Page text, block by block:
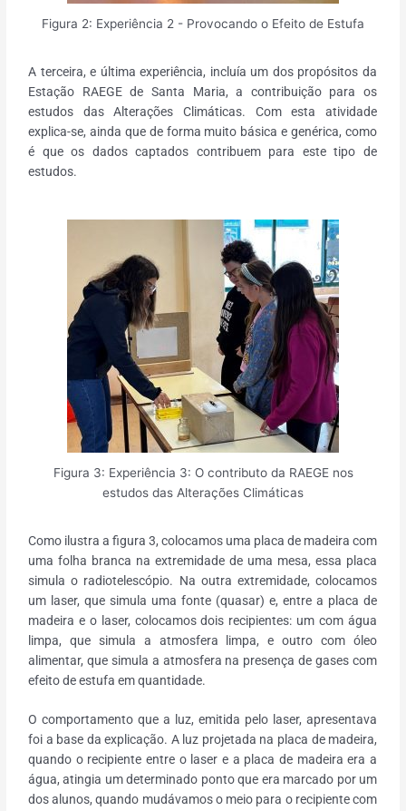
Figura 2: Experiência 2 - Provocando o Efeito de Estufa
A terceira, e última experiência, incluía um dos propósitos da
Estação RAEGE de Santa Maria, a contribuição para os
estudos das Alterações Climáticas. Com esta atividade
explica-se, ainda que de forma muito básica e genérica, como
é que os dados captados contribuem para este tipo de
estudos.
Figura 3: Experiência 3: O contributo da RAEGE nos
estudos das Alterações Climáticas
Como ilustra a figura 3, colocamos uma placa de madeira com
uma folha branca na extremidade de uma mesa, essa placa
simula o radiotelescópio. Na outra extremidade, colocamos
um laser, que simula uma fonte (quasar) e, entre a placa de
madeira e o laser, colocamos dois recipientes: um com água
limpa, que simula a atmosfera limpa, e outro com óleo
alimentar, que simula a atmosfera na presença de gases com
efeito de estufa em quantidade.
O comportamento que a luz, emitida pelo laser, apresentava
foi a base da explicação. A luz projetada na placa de madeira,
quando o recipiente entre o laser e a placa de madeira era a
água, atingia um determinado ponto que era marcado por um
dos alunos, quando mudávamos o meio para o recipiente com